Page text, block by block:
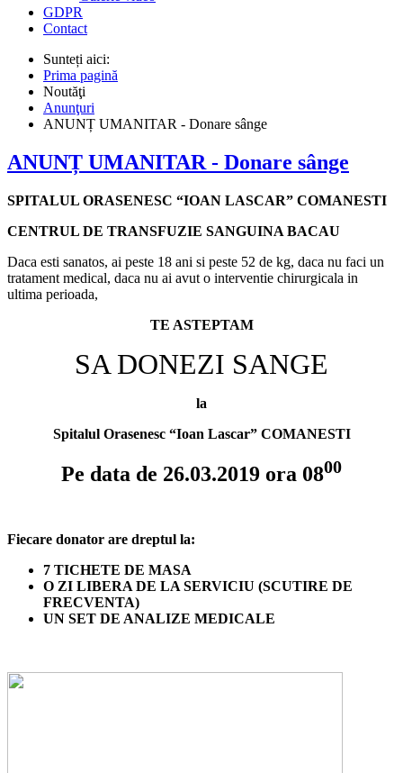
GDPR
Contact
Sunteți aici:
Prima pagină
Noutăţi
Anunţuri
ANUNȚ UMANITAR - Donare sânge
ANUNȚ UMANITAR - Donare sânge
SPITALUL ORASENESC “IOAN LASCAR” COMANESTI
CENTRUL DE TRANSFUZIE SANGUINA BACAU
Daca esti sanatos, ai peste 18 ani si peste 52 de kg, daca nu faci un
tratament medical, daca nu ai avut o interventie chirurgicala in
ultima perioada,
TE ASTEPTAM
SA DONEZI SANGE
la
Spitalul Orasenesc “Ioan Lascar” COMANESTI
Pe data de 26.03.2019 ora 0800
Fiecare donator are dreptul la:
7 TICHETE DE MASA
O ZI LIBERA DE LA SERVICIU (SCUTIRE DE
FRECVENTA)
UN SET DE ANALIZE MEDICALE